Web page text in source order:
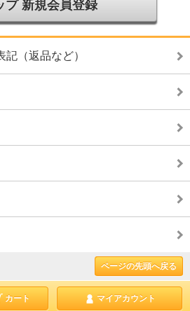
プ 新規会員登録
（返品など）
ページの先頭へ戻る
カート マイアカウント